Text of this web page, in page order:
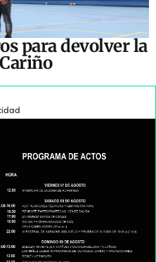
para devolver la